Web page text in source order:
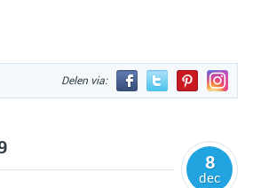
Delen via:
8
dec